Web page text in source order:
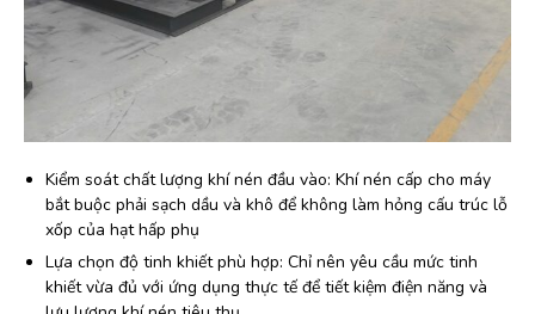
Kiểm soát chất lượng khí nén đầu vào: Khí nén cấp cho máy
bắt buộc phải sạch dầu và khô để không làm hỏng cấu trúc lỗ
xốp của hạt hấp phụ
Lựa chọn độ tinh khiết phù hợp: Chỉ nên yêu cầu mức tinh
khiết vừa đủ với ứng dụng thực tế để tiết kiệm điện năng và